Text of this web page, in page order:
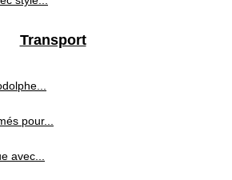
Transport
pour...
avec...